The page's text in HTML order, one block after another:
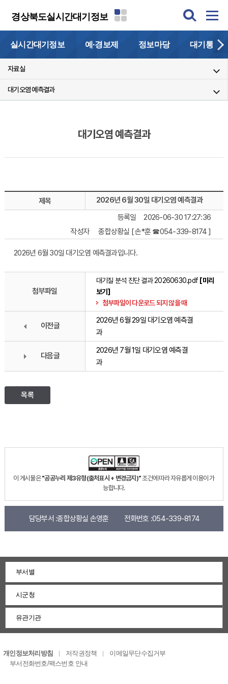
경상북도실시간대기정보
실시간대기정보 예·경보제 정보마당 대기통계
자료실
대기오염 예측결과
대기오염 예측결과
제목
2026년 6월 30일 대기오염 예측결과
등록일
2026-06-30 17:27:36
작성자
종합상황실 [ 손*훈 ☎054-339-8174 ]
2026년 6월 30일 대기오염 예측결과입니다.
첨부파일
대기질 분석 진단 결과 20260630.pdf [미리
보기]
첨부파일이 다운로드 되지 않을 때
이전글
2026년 6월 29일 대기오염 예측결
과
다음글
2026년 7월 1일 대기오염 예측결
과
목록
이 게시물은"공공누리 제3유형(출처표시 + 변경금지)"조건에 따라 자유롭게 이용이 가
능합니다.
담당부서 :종합상황실 손영훈 전화번호 :054-339-8174
부서별
시군청
유관기관
개인정보처리방침 저작권정책
이메일무단수집거부
부서전화번호/팩스번호 안내